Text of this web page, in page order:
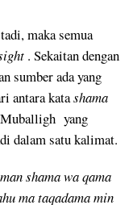
maka semua
. Sekaitan dengan
sumber ada yang
antara katashama
yang
dalam satu kalimat.
shama wa qama
ma taqadama min